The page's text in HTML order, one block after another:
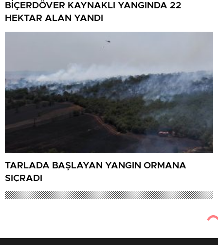
BİÇERDÖVER KAYNAKLI YANGINDA 22
HEKTAR ALAN YANDI
TARLADA BAŞLAYAN YANGIN ORMANA
SIÇRADI